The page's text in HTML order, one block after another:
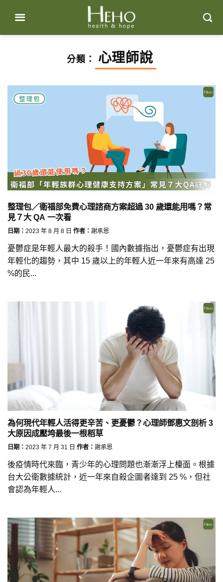
content
分類： 心理師說
整理包／衛福部免費心理諮商方案超過 30 歲還能用嗎？常
見７大 QA 一次看
日期： 2023 年 8 月 8 日 作者： 謝承恩
憂鬱症是年輕人最大的殺手！國內數據指出，憂鬱症有出現
年輕化的趨勢，其中 15 歲以上的年輕人近一年來有高達 25
%的民...
為何現代年輕人活得更辛苦、更憂鬱？心理師鄧惠文剖析 3
大原因成壓垮最後一根稻草
日期： 2023 年 7 月 31 日 作者： 謝承恩
後疫情時代來臨，青少年的心理問題也漸漸浮上檯面。根據
台大公衛數據統計，近一年來自殺企圖者達到 25 %，但社
會認為年輕人...